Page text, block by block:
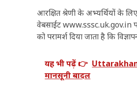
आरक्षित श्रेणी के अभ्यर्थियों के
वेबसाईट www.sssc.uk.gov.in
को परामर्श दिया जाता है कि
यह भी पढ़ें 👉
मानसूनी बादल